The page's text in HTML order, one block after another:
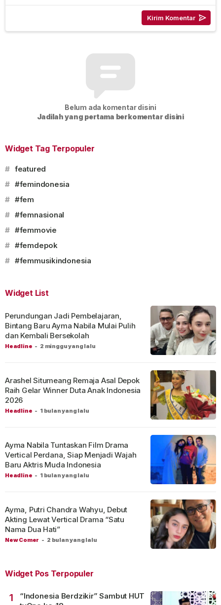
Belum ada komentar disini
Jadilah yang pertama berkomentar disini
Widget Tag Terpopuler
# featured
# #femindonesia
# #fem
# #femnasional
# #femmovie
# #femdepok
# #femmusikindonesia
Widget List
Headline - 2 minggu yang lalu
Perundungan Jadi Pembelajaran,
Bintang Baru Ayma Nabila Mulai Pulih
dan Kembali Bersekolah
Headline - 1 bulan yang lalu
Arashel Situmeang Remaja Asal Depok
Raih Gelar Winner Duta Anak Indonesia
2026
Headline - 1 bulan yang lalu
Ayma Nabila Tuntaskan Film Drama
Vertical Perdana, Siap Menjadi Wajah
Baru Aktris Muda Indonesia
New Comer - 2 bulan yang lalu
Ayma, Putri Chandra Wahyu, Debut
Akting Lewat Vertical Drama “Satu
Nama Dua Hati”
Widget Pos Terpopuler
1
“Indonesia Berdzikir” Sambut HUT